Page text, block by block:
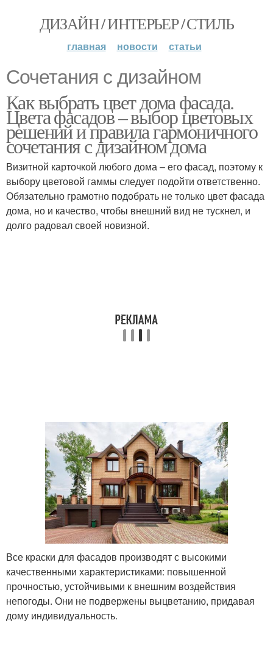
ДИЗАЙН / ИНТЕРЬЕР / СТИЛЬ
главная новости статьи
Сочетания с дизайном
Как выбрать цвет дома фасада.
Цвета фасадов – выбор цветовых
решений и правила гармоничного
сочетания с дизайном дома
Визитной карточкой любого дома – его фасад, поэтому к
выбору цветовой гаммы следует подойти ответственно.
Обязательно грамотно подобрать не только цвет фасада
дома, но и качество, чтобы внешний вид не тускнел, и
долго радовал своей новизной.
Все краски для фасадов производят с высокими
качественными характеристиками: повышенной
прочностью, устойчивыми к внешним воздействия
непогоды. Они не подвержены выцветанию, придавая
дому индивидуальность.